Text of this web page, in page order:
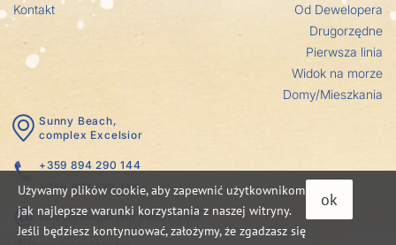
Kontakt
Od Dewelopera
Drugorzędne
Pierwsza linia
Widok na morze
Domy/Mieszkania
Sunny Beach,
complex Excelsior
+359 894 290 144
+359 879 688 796
sales@bulgarianresales.com
Używamy plików cookie, aby zapewnić użytkownikom
jak najlepsze warunki korzystania z naszej witryny.
Jeśli będziesz kontynuować, założymy, że zgadzasz się
ok